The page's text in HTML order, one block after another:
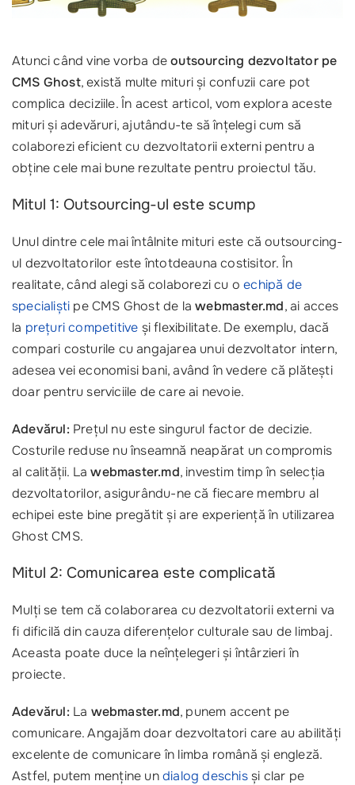
Atunci când vine vorba deoutsourcing dezvoltator pe
CMS Ghost, există multe mituri și confuzii care pot
complica deciziile. În acest articol, vom explora aceste
mituri și adevăruri, ajutându-te să înțelegi cum să
colaborezi eficient cu dezvoltatorii externi pentru a
obține cele mai bune rezultate pentru proiectul tău.
Mitul 1: Outsourcing-ul este scump
Unul dintre cele mai întâlnite mituri este că outsourcing-
ul dezvoltatorilor este întotdeauna costisitor. În
realitate, când alegi să colaborezi cu oechipă de
specialiști pe CMS Ghost de lawebmaster.md, ai acces
la prețuri competitive și flexibilitate. De exemplu, dacă
compari costurile cu angajarea unui dezvoltator intern,
adesea vei economisi bani, având în vedere că plătești
doar pentru serviciile de care ai nevoie.
Adevărul:Prețul nu este singurul factor de decizie.
Costurile reduse nu înseamnă neapărat un compromis
al calității. Lawebmaster.md, investim timp în selecția
dezvoltatorilor, asigurându-ne că fiecare membru al
echipei este bine pregătit și are experiență în utilizarea
Ghost CMS.
Mitul 2: Comunicarea este complicată
Mulți se tem că colaborarea cu dezvoltatorii externi va
fi dificilă din cauza diferențelor culturale sau de limbaj.
Aceasta poate duce la neînțelegeri și întârzieri în
proiecte.
Adevărul:La webmaster.md, punem accent pe
comunicare. Angajăm doar dezvoltatori care au abilități
excelente de comunicare în limba română și engleză.
Astfel, putem menține undialog deschisși clar pe